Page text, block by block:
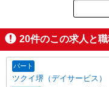
20件のこの求人と
パート
ツクイ堺（デイサービス）